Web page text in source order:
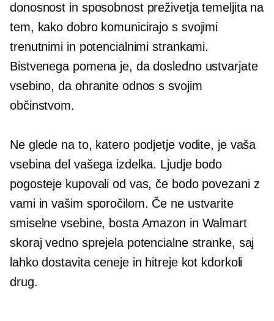
donosnost in sposobnost preživetja temeljita na
tem, kako dobro komunicirajo s svojimi
trenutnimi in potencialnimi strankami.
Bistvenega pomena je, da dosledno ustvarjate
vsebino, da ohranite odnos s svojim
občinstvom.
Ne glede na to, katero podjetje vodite, je vaša
vsebina del vašega izdelka. Ljudje bodo
pogosteje kupovali od vas, če bodo povezani z
vami in vašim sporočilom. Če ne ustvarite
smiselne vsebine, bosta Amazon in Walmart
skoraj vedno sprejela potencialne stranke, saj
lahko dostavita ceneje in hitreje kot kdorkoli
drug.